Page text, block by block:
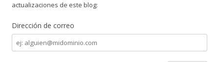
actualizaciones de este blog:
Dirección de correo
Dirección
de
correo